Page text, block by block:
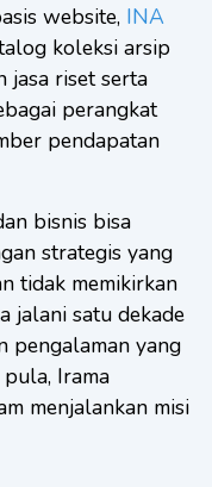
website, INA
koleksi arsip
jasa riset serta
perangkat
pendapatan
bisnis bisa
strategis yang
tidak memikirkan
jalani satu dekade
pengalaman yang
Irama
menjalankan misi